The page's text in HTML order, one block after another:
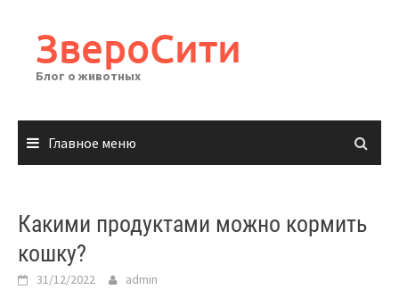
содержимому
ЗвероСити
Блог о животных
Главное меню
Какими продуктами можно кормить
кошку?
31/12/2022 admin